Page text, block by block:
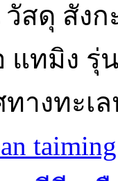
สดุ สัง
ทมิง รุ่
างทะเล